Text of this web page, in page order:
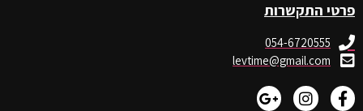
פרטי התקשרות
054-6720555
levtime@gmail.com